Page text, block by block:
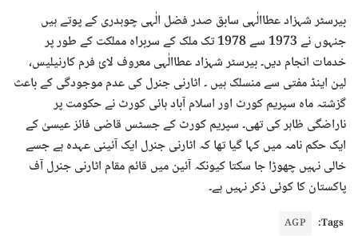
بیرسٹر شہزاد عطاالٰہی سابق صدر فضل الٰہی چوہدری کے پوتے ہیں
جنہوں نے 1973 سے 1978 تک ملک کے سربراہ مملکت کے طور پر
خدمات انجام دیں۔ بیرسٹر شہزاد عطاالٰہی معروف لائ فرم کارنیلیس،
لین اینڈ مفتی سے منسلک ہیں ۔ اٹارنی جنرل کی عدم موجودگی کے باعث
گزشتہ ماہ سپریم کورٹ اور اسلام آباد ہائی کورٹ نے حکومت پر
ناراضگی ظاہر کی تھی۔ سپریم کورٹ کے جسٹس قاضی فائز عیسیٰ کے
ایک حکم نامہ میں کہا گیا تھا کہ اٹارنی جنرل ایک آئینی عہدہ ہے جسے
خالی نہیں چھوڑا جا سکتا کیونکہ آئین میں قائم مقام اٹارنی جنرل آف
پاکستان کا کوئی ذکر نہیں ہے۔
Tags:
AGP